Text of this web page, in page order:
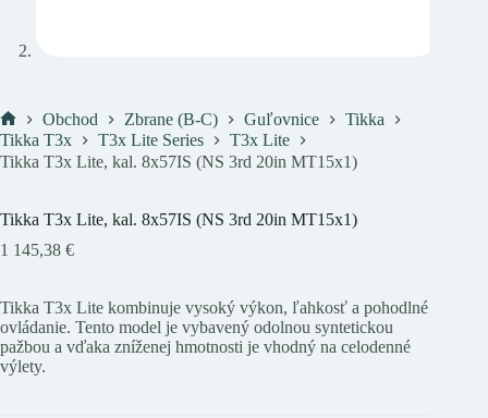
Domov
Obchod Zbrane (B-C) Guľovnice
Tikka
Tikka T3x
T3x Lite Series
T3x Lite
Tikka T3x Lite, kal. 8x57IS (NS 3rd 20in MT15x1)
Tikka T3x Lite, kal. 8x57IS (NS 3rd 20in MT15x1)
1 145,38 €
Tikka T3x Lite kombinuje vysoký výkon, ľahkosť a pohodlné
ovládanie. Tento model je vybavený odolnou syntetickou
pažbou a vďaka zníženej hmotnosti je vhodný na celodenné
výlety.